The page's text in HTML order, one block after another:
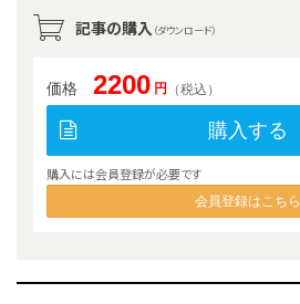
記事の購入 （ダウンロード）
価格 2200 円 （税込）
購入する
購入には会員登録が必要です
会員登録はこちら